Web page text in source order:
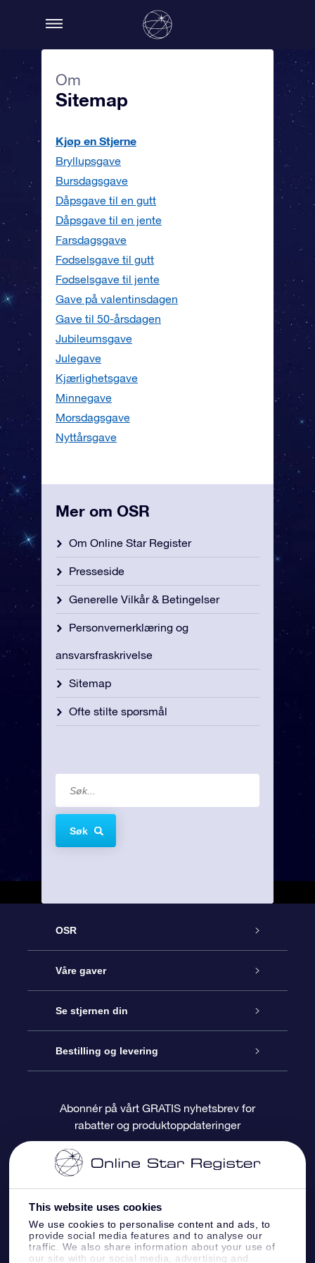
This website uses cookies
We use cookies to personalise content and ads, to
provide social media features and to analyse our
traffic. We also share information about your use of
our site with our social media, advertising and
Om
Sitemap
Kjøp en Stjerne
Bryllupsgave
Bursdagsgave
Dåpsgave til en gutt
Dåpsgave til en jente
Farsdagsgave
Fødselsgave til gutt
Fødselsgave til jente
Gave på valentinsdagen
Gave til 50-årsdagen
Jubileumsgave
Julegave
Kjærlighetsgave
Minnegave
Morsdagsgave
Nyttårsgave
Mer om OSR
Om Online Star Register
Presseside
Generelle Vilkår & Betingelser
Personvernerklæring og
ansvarsfraskrivelse
Sitemap
Ofte stilte spørsmål
Søk
OSR
Kundeservice
Kontakt oss
Bloggen
Anmeldelser
Våre gaver
Online Stjernegave
OSR Gavepakke
OSR-gavekortet
Bedriftsgaver
Se stjernen din
Star Register
Pesontilpasset stjerneside
One Million Stars
OSR Starsaver
Fly me to the Stars VR-app
Bestilling og levering
Betalingsinformasjon
Fraktinformasjon
Returpolicy
Stjernebildene
Abonnér på vårt GRATIS nyhetsbrev for
rabatter og produktoppdateringer